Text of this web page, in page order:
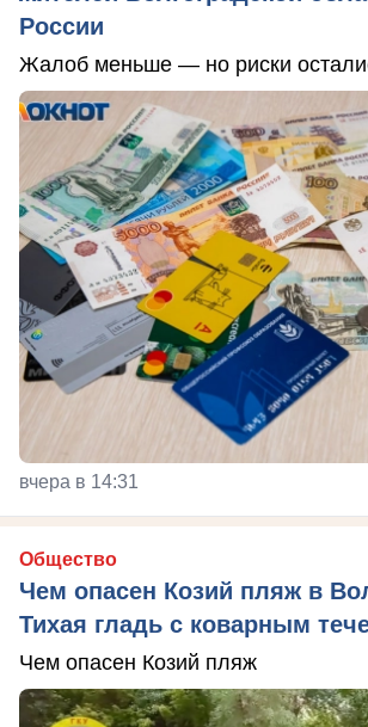
России
Жалоб меньше — но риски
вчера в 14:31
Общество
Чем опасен Козий пляж в
Тихая гладь с коварным
Чем опасен Козий пляж